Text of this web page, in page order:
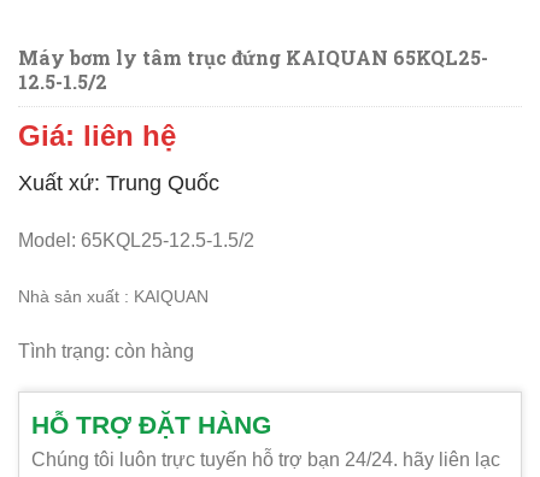
Máy bơm ly tâm trục đứng KAIQUAN 65KQL25-
12.5-1.5/2
Giá: liên hệ
Xuất xứ: Trung Quốc
Model: 65KQL25-12.5-1.5/2
Nhà sản xuất : KAIQUAN
Tình trạng: còn hàng
HỖ TRỢ ĐẶT HÀNG
Chúng tôi luôn trực tuyến hỗ trợ bạn 24/24. hãy liên lạc